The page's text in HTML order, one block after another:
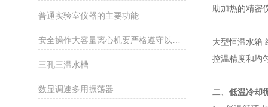
普通实验室仪器的主要功能
三孔三温水槽
数显调速多用振荡器
助加热的精密
大型恒温水箱
控温精度和均
二、 低温冷却